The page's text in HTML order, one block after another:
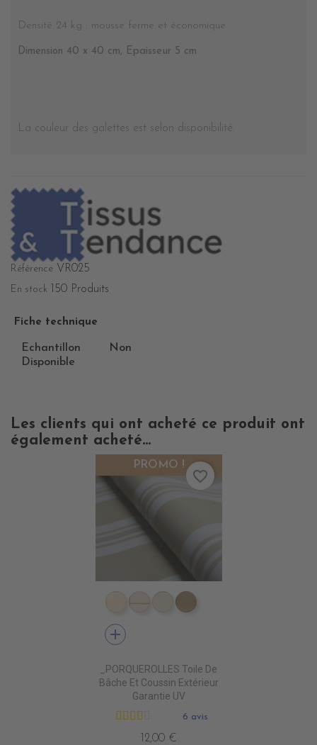
Densité 24 kg : mousse ferme et économique
Dimension 40 x 40 cm, Epaisseur 5 cm
La couleur des galettes est selon disponibilité.
Référence VR025
En stock 150 Produits
Fiche technique
Echantillon
Disponible
Non
Les clients qui ont acheté ce produit ont
également acheté...
DD4010 DUNE
DD4020 SWIN CANVAS
DD4030 CANVAS
DD4040 BEIGE
add
_PORQUEROLLES Toile De
Bâche Et Coussin Extérieur
Garantie UV
6 avis
12,00 €
PROMO !
favorite_border